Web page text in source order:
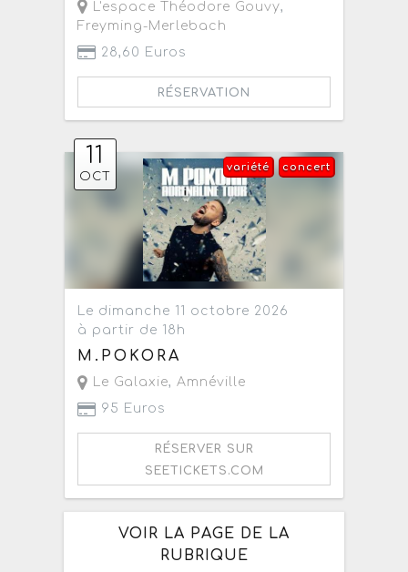
L'espace Théodore Gouvy,
Freyming-Merlebach
28,60 Euros
RÉSERVATION
11
OCT
concert
variété
Le dimanche 11 octobre 2026
à partir de 18h
M.POKORA
Le Galaxie, Amnéville
95 Euros
RÉSERVER SUR
SEETICKETS.COM
VOIR LA PAGE DE LA
RUBRIQUE